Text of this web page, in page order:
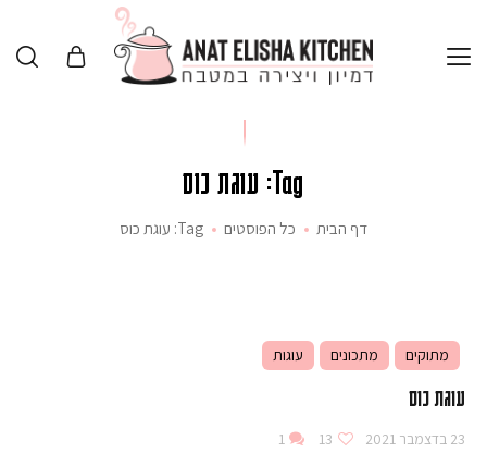
Tag: עוגת כוס
דף הבית כל הפוסטים Tag: עוגת כוס
מתוקים מתכונים עוגות
עוגת כוס
23 בדצמבר 2021 13
1